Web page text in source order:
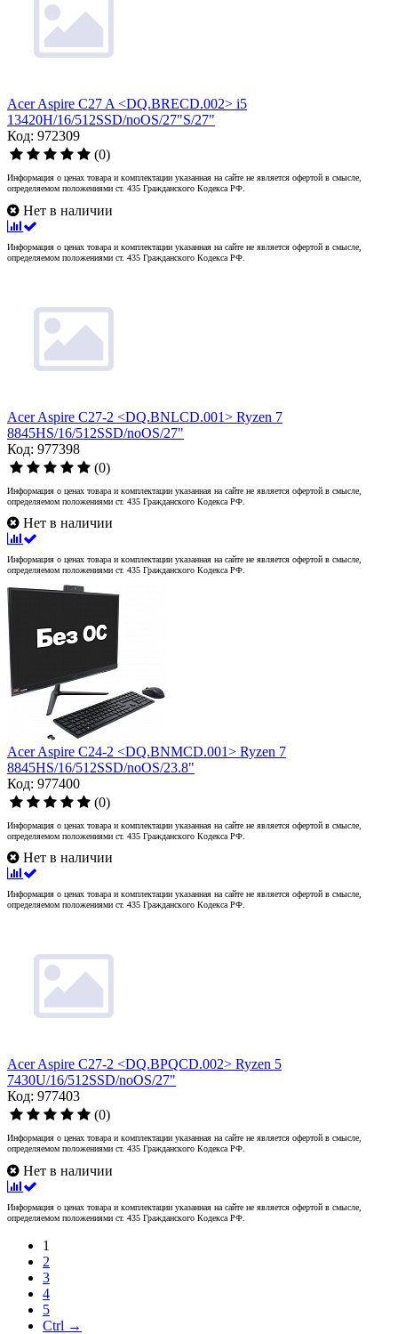
Acer Aspire C27 A <DQ.BRECD.002> i5
13420H/16/512SSD/noOS/27"S/27"
Код: 972309
(0)
Информация о ценах товара и комплектации указанная на сайте не является офертой в смысле,
определяемом положениями ст. 435 Гражданского Кодекса РФ.
Нет в наличии
Информация о ценах товара и комплектации указанная на сайте не является офертой в смысле,
определяемом положениями ст. 435 Гражданского Кодекса РФ.
Acer Aspire C27-2 <DQ.BNLCD.001> Ryzen 7
8845HS/16/512SSD/noOS/27"
Код: 977398
(0)
Информация о ценах товара и комплектации указанная на сайте не является офертой в смысле,
определяемом положениями ст. 435 Гражданского Кодекса РФ.
Нет в наличии
Информация о ценах товара и комплектации указанная на сайте не является офертой в смысле,
определяемом положениями ст. 435 Гражданского Кодекса РФ.
Acer Aspire C24-2 <DQ.BNMCD.001> Ryzen 7
8845HS/16/512SSD/noOS/23.8"
Код: 977400
(0)
Информация о ценах товара и комплектации указанная на сайте не является офертой в смысле,
определяемом положениями ст. 435 Гражданского Кодекса РФ.
Нет в наличии
Информация о ценах товара и комплектации указанная на сайте не является офертой в смысле,
определяемом положениями ст. 435 Гражданского Кодекса РФ.
Acer Aspire C27-2 <DQ.BPQCD.002> Ryzen 5
7430U/16/512SSD/noOS/27"
Код: 977403
(0)
Информация о ценах товара и комплектации указанная на сайте не является офертой в смысле,
определяемом положениями ст. 435 Гражданского Кодекса РФ.
Нет в наличии
Информация о ценах товара и комплектации указанная на сайте не является офертой в смысле,
определяемом положениями ст. 435 Гражданского Кодекса РФ.
1
2
3
4
5
Ctrl →